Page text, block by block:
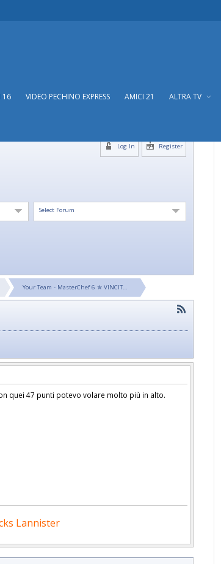
16 VIDEO PECHINO EXPRESS AMICI 21 ALTRA TV
Register
Log In
Select Forum
Your Team - MasterChef 6 ✯ VINCIT…
quei 47 punti potevo volare molto più in alto.
Lannister